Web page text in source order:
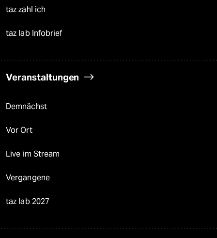
taz zahl ich
taz lab Infobrief
Veranstaltungen
Demnächst
Vor Ort
Live im Stream
Vergangene
taz lab 2027